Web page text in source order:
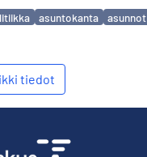
asuntokanta asunnot
tiedot